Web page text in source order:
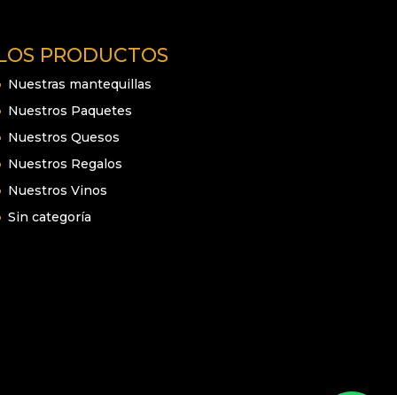
PRODUCTOS
Nuestras mantequillas
Nuestros Paquetes
Nuestros Quesos
Nuestros Regalos
Nuestros Vinos
Sin categoría